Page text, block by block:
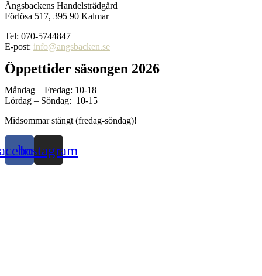
Ängsbackens Handelsträdgård
Förlösa 517, 395 90 Kalmar
Tel: 070-5744847
E-post: info@angsbacken.se
Öppettider säsongen 2026
Måndag – Fredag: 10-18
Lördag – Söndag: 10-15
Midsommar stängt (fredag-söndag)!
Instagram